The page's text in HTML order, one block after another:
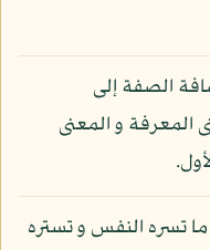
الصفة إلى
المعرفة و المعنى
تسره النفس و تستره